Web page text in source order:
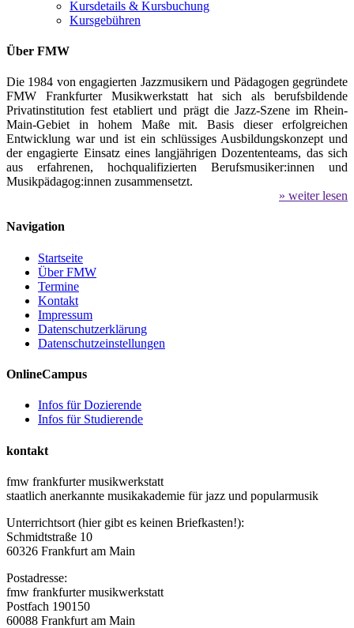
Kursdetails & Kursbuchung
Kursgebühren
Über FMW
Die 1984 von engagierten Jazzmusikern und Pädagogen gegründete
FMW Frankfurter Musikwerkstatt hat sich als berufsbildende
Privatinstitution fest etabliert und prägt die Jazz-Szene im Rhein-
Main-Gebiet in hohem Maße mit. Basis dieser erfolgreichen
Entwicklung war und ist ein schlüssiges Ausbildungskonzept und
der engagierte Einsatz eines langjährigen Dozententeams, das sich
aus erfahrenen, hochqualifizierten Berufsmusiker:innen und
Musikpädagog:innen zusammensetzt.
» weiter lesen
Navigation
Startseite
Über FMW
Termine
Kontakt
Impressum
Datenschutzerklärung
Datenschutzeinstellungen
OnlineCampus
Infos für Dozierende
Infos für Studierende
kontakt
fmw frankfurter musikwerkstatt
staatlich anerkannte musikakademie für jazz und popularmusik
Unterrichtsort (hier gibt es keinen Briefkasten!):
Schmidtstraße 10
60326 Frankfurt am Main
Postadresse:
fmw frankfurter musikwerkstatt
Postfach 190150
60088 Frankfurt am Main